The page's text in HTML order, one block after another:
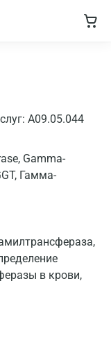
A09.05.044
Gamma-
Гамма-
в крови,